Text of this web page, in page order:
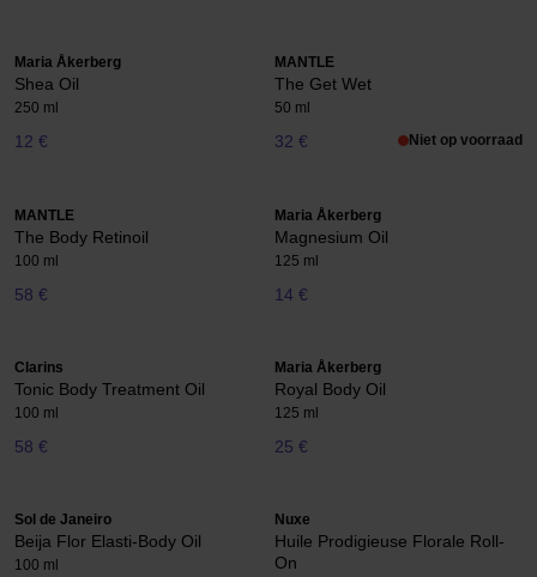
Maria Åkerberg
Shea Oil
250 ml
12 €
MANTLE
The Get Wet
50 ml
32 € Niet op voorraad
MANTLE
The Body Retinoil
100 ml
58 €
Maria Åkerberg
Magnesium Oil
125 ml
14 €
Clarins
Tonic Body Treatment Oil
100 ml
58 €
Maria Åkerberg
Royal Body Oil
125 ml
25 €
Sol de Janeiro
Beija Flor Elasti-Body Oil
100 ml
Nuxe
Huile Prodigieuse Florale Roll-
On